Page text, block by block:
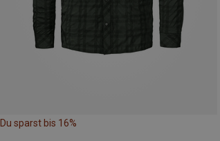
Du sparst bis 16%